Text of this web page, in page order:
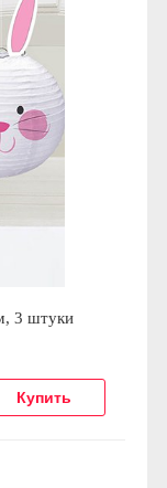
3 штуки